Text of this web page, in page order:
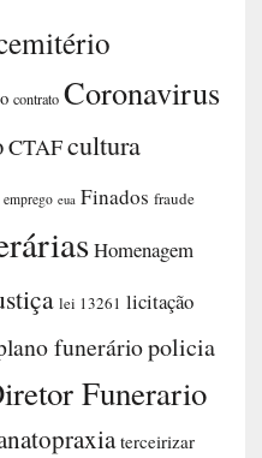
contrato Coronavirus
CTAFcultura
emprego eua Finados fraude
Homenagem
lei 13261 licitação
funeráriopolicia
Funerario
terceirizar